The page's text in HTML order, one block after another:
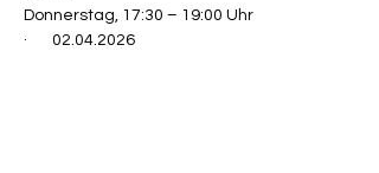
Donnerstag, 17:30 – 19:00 Uhr
·       02.04.2026